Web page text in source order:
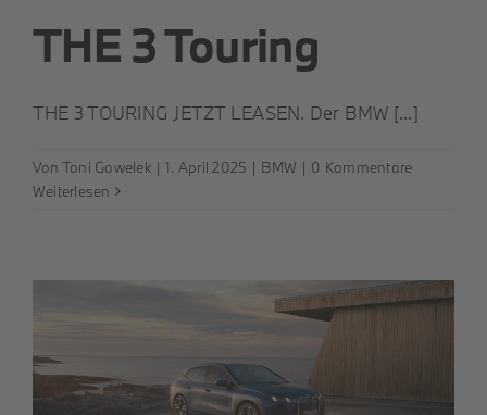
THE 3 Touring
THE 3 TOURING JETZT LEASEN. Der BMW [...]
Von Toni Gawelek | 1. April 2025 | BMW | 0 Kommentare
Weiterlesen